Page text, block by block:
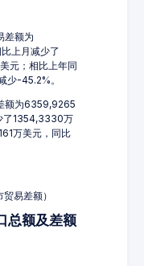
差额为
上月减少了
元；相比上年同
少-45.2%。
额为6359,9265
了1354,3330万
万美元，同比
易差额）
总额及差额